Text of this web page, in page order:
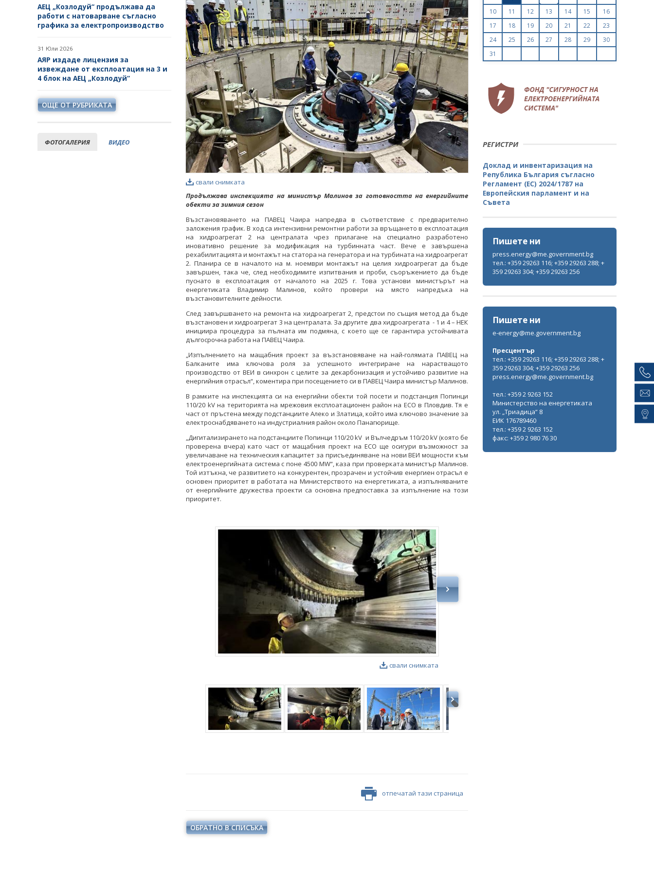
АЕЦ „Козлодуй“ продължава да
работи с натоварване съгласно
графика за електропроизводство
31 Юли 2026
АЯР издаде лицензия за
извеждане от експлоатация на 3 и
4 блок на АЕЦ „Козлодуй“
ОЩЕ ОТ РУБРИКАТА
ФОТОГАЛЕРИЯ ВИДЕО
свали снимката
Продължава инспекцията на министър Малинов за готовността на енергийните
обекти за зимния сезон
Възстановяването на ПАВЕЦ Чаира напредва в съответствие с предварително
заложения график. В ход са интензивни ремонтни работи за връщането в експлоатация
на хидроагрегат 2 на централата чрез прилагане на специално разработено
иновативно решение за модификация на турбинната част. Вече е завършена
рехабилитацията и монтажът на статора на генератора и на турбината на хидроагрегат
2. Планира се в началото на м. ноември монтажът на целия хидроагрегат да бъде
завършен, така че, след необходимите изпитвания и проби, съоръжението да бъде
пуснато в експлоатация от началото на 2025 г. Това установи министърът на
енергетиката Владимир Малинов, който провери на място напредъка на
възстановителните дейности.
След завършването на ремонта на хидроагрегат 2, предстои по същия метод да бъде
възстановен и хидроагрегат 3 на централата. За другите два хидроагрегата - 1 и 4 – НЕК
инициира процедура за пълната им подмяна, с което ще се гарантира устойчивата
дългосрочна работа на ПАВЕЦ Чаира.
„Изпълнението на мащабния проект за възстановяване на най-голямата ПАВЕЦ на
Балканите има ключова роля за успешното интегриране на нарастващото
производство от ВЕИ в синхрон с целите за декарбонизация и устойчиво развитие на
енергийния отрасъл“, коментира при посещението си в ПАВЕЦ Чаира министър Малинов.
В рамките на инспекцията си на енергийни обекти той посети и подстанция Попинци
110/20 kV на територията на мрежовия експлоатационен район на ЕСО в Пловдив. Тя е
част от пръстена между подстанциите Алеко и Златица, който има ключово значение за
електроснабдяването на индустриалния район около Панагюрище.
„Дигитализирането на подстанциите Попинци 110/20 kV и Вълчедръм 110/20 kV (която бе
проверена вчера) като част от мащабния проект на ЕСО ще осигури възможност за
увеличаване на техническия капацитет за присъединяване на нови ВЕИ мощности към
електроенергийната система с поне 4500 MW“, каза при проверката министър Малинов.
Той изтъкна, че развитието на конкурентен, прозрачен и устойчив енергиен отрасъл е
основен приоритет в работата на Министерството на енергетиката, а изпълняваните
от енергийните дружества проекти са основна предпоставка за изпълнение на този
приоритет.
свали снимката
отпечатай тази страница
ОБРАТНО В СПИСЪКА
10
11 12 13 14 15
16
17
18 19 20 21 22
23
24
25 26 27 28 29
30
31
РЕГИСТРИ
Доклад и инвентаризация на
Република България съгласно
Регламент (ЕС) 2024/1787 на
Европейския парламент и на
Съвета
Пишете ни
press.energy@me.government.bg
тел.: +359 29263 116; +359 29263 288; +
359 29263 304; +359 29263 256
Пишете ни
e-energy@me.government.bg
Пресцентър
тел.: +359 29263 116; +359 29263 288; +
359 29263 304; +359 29263 256
press.energy@me.government.bg
тел.: +359 2 9263 152
Министерство на енергетиката
ул. „Триадица“ 8
ЕИК 176789460
тел.: +359 2 9263 152
факс: +359 2 980 76 30